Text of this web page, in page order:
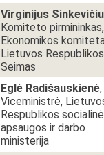
Virginijus
Komiteto pirmininkas,
Ekonomikos
Lietuvos Respublikos
Seimas
Eglė Radišauskienė,
Viceministrė,
Respublikos
apsaugos ir darbo
ministerija